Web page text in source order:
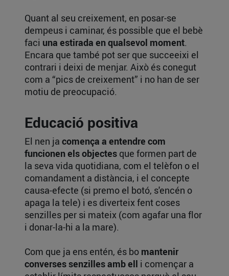
Quant al seu creixement, en posar-se
dempeus i caminar, és possible que el bebè
faci una estirada en qualsevol moment.
Encara que també pot ser que succeeixi el
contrari i deixi de menjar. Això és conegut
com a “pics de creixement” i no han de ser
motiu de preocupació.
Educació positiva
El nen ja comença a entendre com
funcionen els objectes que formen part de
la seva vida quotidiana, com el telèfon o el
comandament a distància, i el concepte
causa-efecte (si premo el botó, s'encén o
apaga la tele) i es diverteix fent coses
senzilles per si mateix (com agafar una flor
i donar-la-hi a la mare).
Com que ja ens entén, és bo mantenir
converses senzilles amb ell i començar a